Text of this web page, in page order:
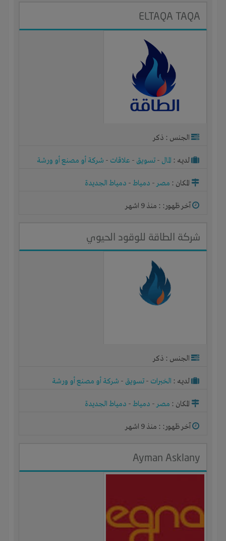
ELTAQA TAQA
الجنس : ذكر
لديـه : المال - تسويق - علاقات - شركة أو مصنع أو ورشة
المكان : مصر- دمياط- دمياط الجديدة
آخر ظهور: : منذ 9 اشهر
شركة الطاقة للوقود الحيوي
الجنس : ذكر
لديـه : الخبرات - تسويق - شركة أو مصنع أو ورشة
المكان : مصر- دمياط- دمياط الجديدة
آخر ظهور: : منذ 9 اشهر
Ayman Asklany